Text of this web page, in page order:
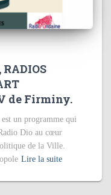
RADIOS
de Firminy.
un programme qui
Dio au cœur
de la Ville.
Lire la suite